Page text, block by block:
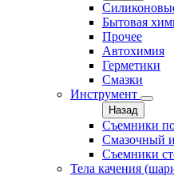
Бытовая
Прочее
Автохимия
Герметики
Смазки
Инструмент
Назад
Съемники
Смазочный
Съемники
Тела качения